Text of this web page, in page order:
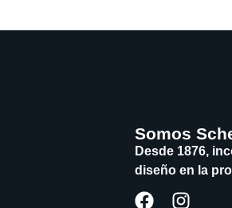
Somos
Desde 1876,
diseño en la